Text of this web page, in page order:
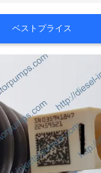
ベストプライス